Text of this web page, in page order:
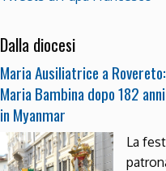
Dalla diocesi
Maria Ausiliatrice a
Maria Bambina dopo 182
in Myanmar
La